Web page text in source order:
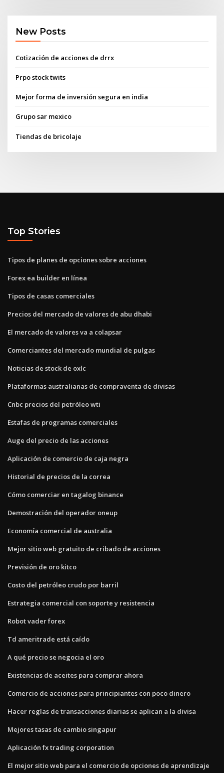
New Posts
Cotización de acciones de drrx
Prpo stock twits
Mejor forma de inversión segura en india
Grupo sar mexico
Tiendas de bricolaje
Top Stories
Tipos de planes de opciones sobre acciones
Forex ea builder en línea
Tipos de casas comerciales
Precios del mercado de valores de abu dhabi
El mercado de valores va a colapsar
Comerciantes del mercado mundial de pulgas
Noticias de stock de oxlc
Plataformas australianas de compraventa de divisas
Cnbc precios del petróleo wti
Estafas de programas comerciales
Auge del precio de las acciones
Aplicación de comercio de caja negra
Historial de precios de la correa
Cómo comerciar en tagalog binance
Demostración del operador oneup
Economía comercial de australia
Mejor sitio web gratuito de cribado de acciones
Previsión de oro kitco
Costo del petróleo crudo por barril
Estrategia comercial con soporte y resistencia
Robot vader forex
Td ameritrade está caído
A qué precio se negocia el oro
Existencias de aceites para comprar ahora
Comercio de acciones para principiantes con poco dinero
Hacer reglas de transacciones diarias se aplican a la divisa
Mejores tasas de cambio singapur
Aplicación fx trading corporation
El mejor sitio web para el comercio de opciones de aprendizaje